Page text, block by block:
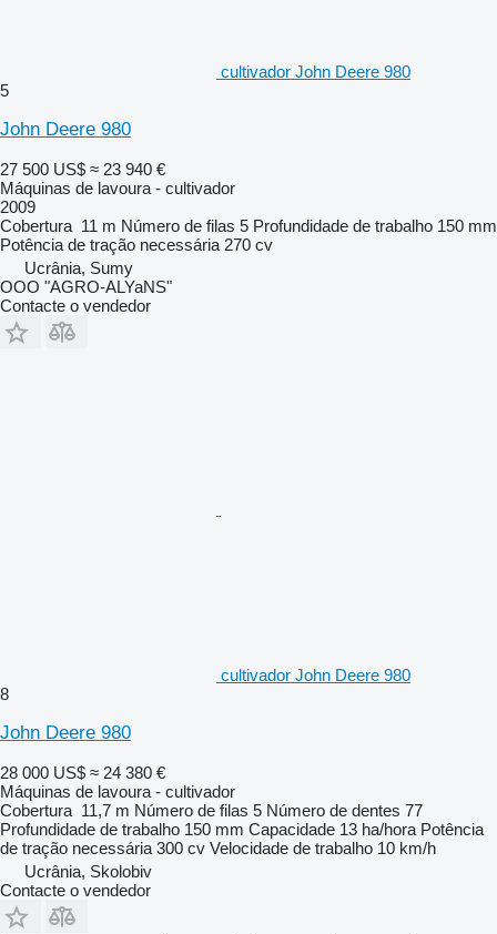
cultivador John Deere 980
5
John Deere 980
27 500 US$ ≈ 23 940 €
Máquinas de lavoura - cultivador
2009
Cobertura 11 m Número de filas 5 Profundidade de trabalho 150 mm
Potência de tração necessária 270 cv
Ucrânia, Sumy
OOO "AGRO-ALYaNS"
Contacte o vendedor
cultivador John Deere 980
8
John Deere 980
28 000 US$ ≈ 24 380 €
Máquinas de lavoura - cultivador
Cobertura 11,7 m Número de filas 5 Número de dentes 77
Profundidade de trabalho 150 mm Capacidade 13 ha/hora Potência
de tração necessária 300 cv Velocidade de trabalho 10 km/h
Ucrânia, Skolobiv
Contacte o vendedor